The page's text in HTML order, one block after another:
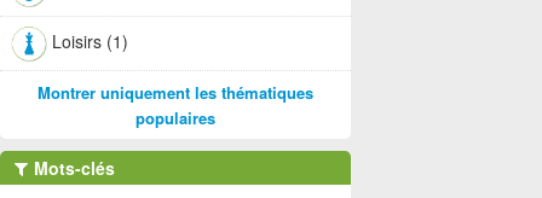
Loisirs (1)
Montrer uniquement les thématiques
populaires
Mots-clés